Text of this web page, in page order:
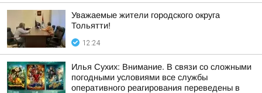
Уважаемые жители городского округа
Тольятти!
12:24
Илья Сухих: Внимание. В связи со сложными
погодными условиями все службы
оперативного реагирования переведены в